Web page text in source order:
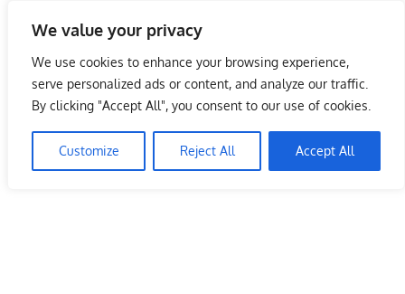
We value your privacy
We use cookies to enhance your browsing experience,
serve personalized ads or content, and analyze our traffic.
By clicking "Accept All", you consent to our use of cookies.
Customize Reject All Accept All
content
Malaysia Info Portal
LoInfoCentre
directory,
listings